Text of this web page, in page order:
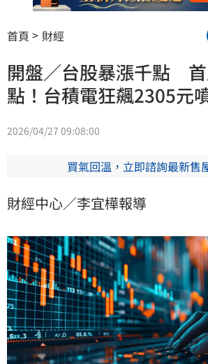
首頁 財經
開盤／台股暴漲千點
點！台積電狂飆2305元
2026/04/27 09:08:00
買氣回溫，立即諮詢最新售
財經中心／李宜樺報導